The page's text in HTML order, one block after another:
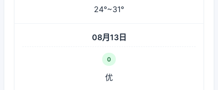
24°~31°
08月13日
0
优